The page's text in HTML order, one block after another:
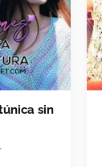
sin